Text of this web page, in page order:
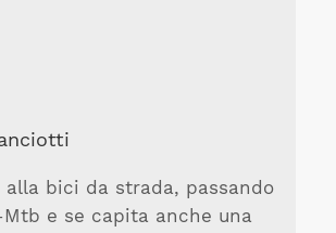
alla bici da strada, passando
e se capita anche una